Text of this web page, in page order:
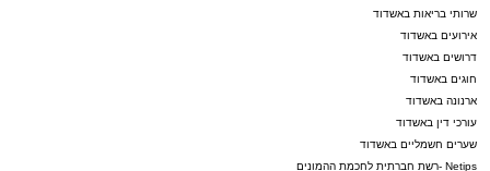
שרותי בריאות באשדוד
אירועים באשדוד
דרושים באשדוד
חוגים באשדוד
ארנונה באשדוד
עורכי דין באשדוד
שערים חשמליים באשדוד
Netips -רשת חברתית לחכמת ההמונים